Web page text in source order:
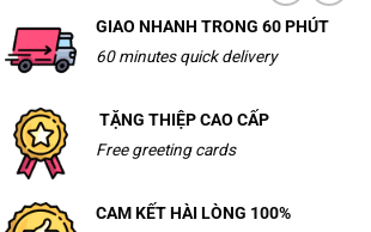
GIAO NHANH TRONG 60 PHÚT
60 minutes quick delivery
TẶNG THIỆP CAO CẤP
Free greeting cards
CAM KẾT HÀI LÒNG 100%